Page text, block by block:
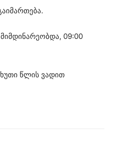
09:00
წლის ვადით